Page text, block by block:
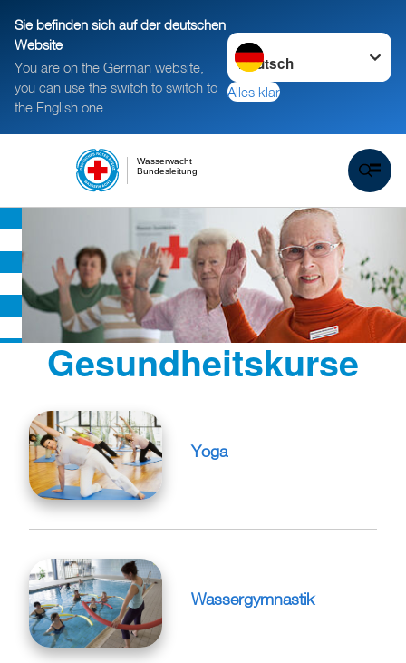
Sie befinden sich auf der deutschen
Website
You are on the German website,
you can use the switch to switch to
the English one
Sprache wechseln zu
Alles klar
Bundesleitung
Wasserwacht
Gesundheitskurse
Yoga
Wassergymnastik